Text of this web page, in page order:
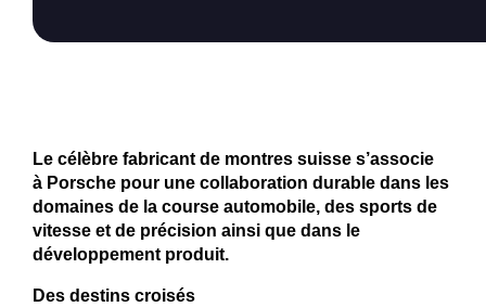
Le célèbre fabricant de montres suisse s’associe
à Porsche pour une collaboration durable dans les
domaines de la course automobile, des sports de
vitesse et de précision ainsi que dans le
développement produit.
Des destins croisés